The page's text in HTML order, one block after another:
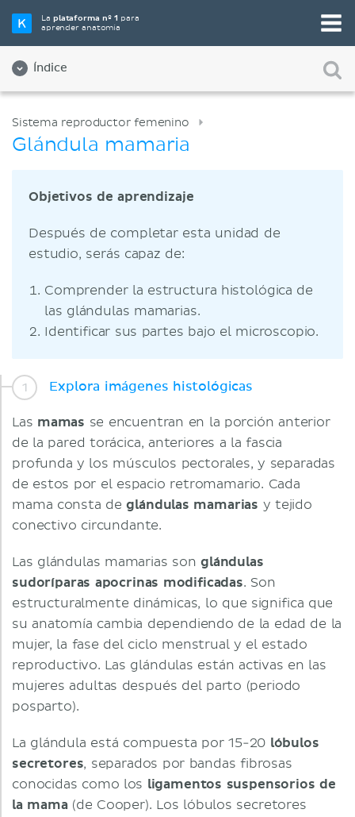
Laplataforma nº 1 para
aprender anatomía
Índice
Sistema reproductor femenino
Glándula mamaria
Objetivos de aprendizaje
Después de completar esta unidad de
estudio, serás capaz de:
Comprender la estructura histológica de
las glándulas mamarias.
Identificar sus partes bajo el microscopio.
Explora imágenes histológicas
Las mamas se encuentran en la porción anterior
de la pared torácica, anteriores a la fascia
profunda y los músculos pectorales, y separadas
de estos por el espacio retromamario. Cada
mama consta deglándulas mamarias y tejido
conectivo circundante.
Las glándulas mamarias songlándulas
sudoríparas apocrinas modificadas. Son
estructuralmente dinámicas, lo que significa que
su anatomía cambia dependiendo de la edad de la
mujer, la fase del ciclo menstrual y el estado
reproductivo. Las glándulas están activas en las
mujeres adultas después del parto (periodo
posparto).
La glándula está compuesta por 15-20 lóbulos
secretores, separados por bandas fibrosas
conocidas como los ligamentos suspensorios de
la mama (de Cooper). Los lóbulos secretores